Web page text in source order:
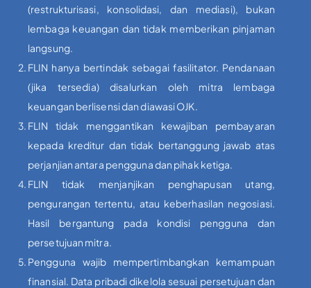
(restrukturisasi, konsolidasi, dan mediasi), bukan
lembaga keuangan dan tidak memberikan pinjaman
langsung.
FLIN hanya bertindak sebagai fasilitator. Pendanaan
(jika tersedia) disalurkan oleh mitra lembaga
keuangan berlisensi dan diawasi OJK.
FLIN tidak menggantikan kewajiban pembayaran
kepada kreditur dan tidak bertanggung jawab atas
perjanjian antara pengguna dan pihak ketiga.
FLIN tidak menjanjikan penghapusan utang,
pengurangan tertentu, atau keberhasilan negosiasi.
Hasil bergantung pada kondisi pengguna dan
persetujuan mitra.
Pengguna wajib mempertimbangkan kemampuan
finansial. Data pribadi dikelola sesuai persetujuan dan